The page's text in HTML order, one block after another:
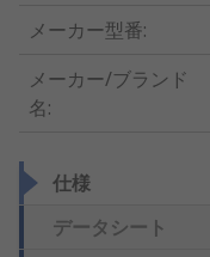
メーカー型番:
メーカー/ブランド
名:
仕様
データシート